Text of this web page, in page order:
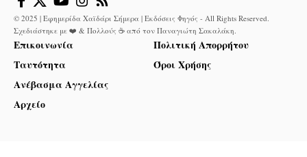
© 2025 | Εφημερίδα Χαϊδάρι Σήμερα | Εκδόσεις Φηγός - All Rights Reserved.
Σχεδιάστηκε με ❤️ & Πολλούς ☕ από τον Παναγιώτη Σακαλάκη
Επικοινωνία
Ταυτότητα
Ανέβασμα Αγγελίας
Αρχείο
Πολιτική Απορρήτου
Όροι Χρήσης